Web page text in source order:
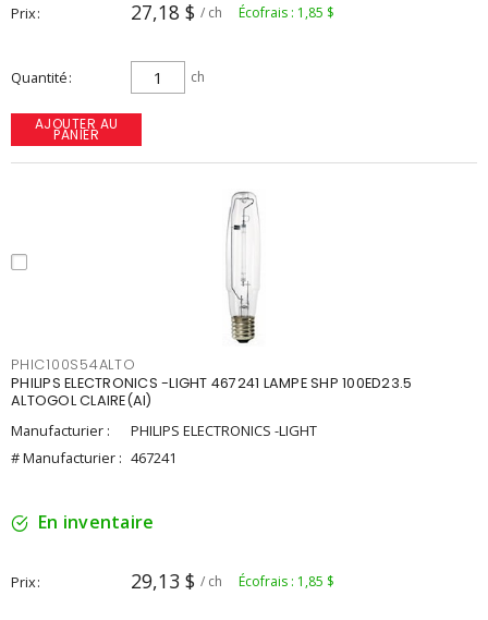
Prix 27,18 $ / ch Écofrais : 1,85 $
Quantité ch
AJOUTER AU
PANIER
PHIC100S54ALTO
PHILIPS ELECTRONICS -LIGHT 467241 LAMPE SHP 100ED23.5
ALTOGOL CLAIRE(AI)
Manufacturier :
PHILIPS ELECTRONICS -LIGHT
# Manufacturier : 467241
En inventaire
Prix 29,13 $ / ch Écofrais : 1,85 $